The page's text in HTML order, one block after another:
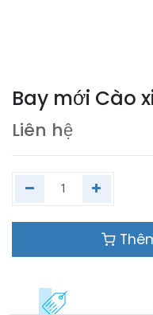
Bay mới Cào
Liên hệ